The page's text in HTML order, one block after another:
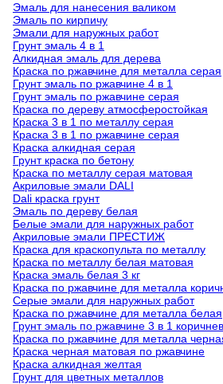
Эмаль для нанесения валиком
Эмаль по кирпичу
Эмали для наружных работ
Грунт эмаль 4 в 1
Алкидная эмаль для дерева
Краска по ржавчине для металла серая
Грунт эмаль по ржавчине 4 в 1
Грунт эмаль по ржавчине серая
Краска по дереву атмосферостойкая
Краска 3 в 1 по металлу серая
Краска 3 в 1 по ржавчине серая
Краска алкидная серая
Грунт краска по бетону
Краска по металлу серая матовая
Акриловые эмали DALI
Dali краска грунт
Эмаль по дереву белая
Белые эмали для наружных работ
Акриловые эмали ПРЕСТИЖ
Краска для краскопульта по металлу
Краска по металлу белая матовая
Краска эмаль белая 3 кг
Краска по ржавчине для металла
Серые эмали для наружных работ
Краска по ржавчине для металла белая
Грунт эмаль по ржавчине 3 в 1
Краска по ржавчине для металла
Краска черная матовая по ржавчине
Краска алкидная желтая
Грунт для цветных металлов